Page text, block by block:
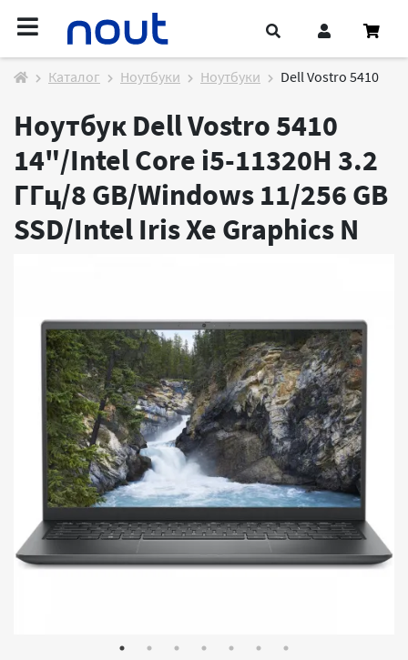
Каталог Ноутбуки Ноутбуки Dell Vostro 5410
Ноутбук Dell Vostro 5410
14"/Intel Core i5-11320H 3.2
ГГц/8 GB/Windows 11/256 GB
SSD/Intel Iris Xe Graphics N